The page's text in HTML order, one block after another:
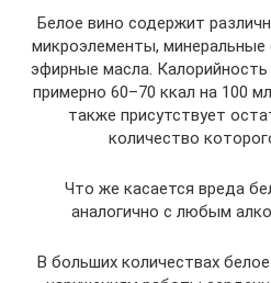
Белое вино содержит
микроэлементы,
эфирные масла.
примерно 60–70 ккал на 100
также присутствует
количество
Что же касается вреда
аналогично с любым
В больших количествах